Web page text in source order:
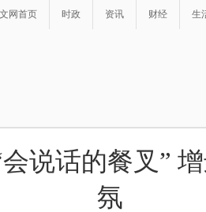
网首页 时政 资讯 财经 生
说话的餐叉”
氛